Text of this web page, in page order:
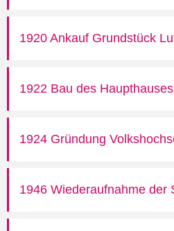
1920 Ankauf Grundstück
1922 Bau des Haupthauses
1924 Gründung
1946 Wiederaufnahme der